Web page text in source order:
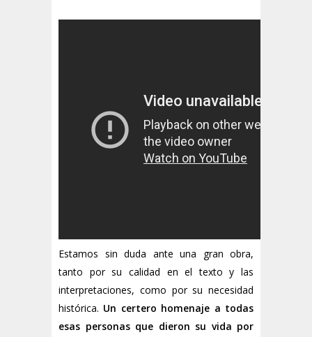
Estamos sin duda ante una gran obra,
tanto por su calidad en el texto y las
interpretaciones, como por su necesidad
histórica. Un certero homenaje a todas
esas personas que dieron su vida por